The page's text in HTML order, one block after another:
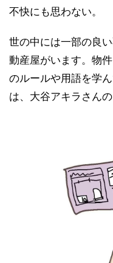
不快にも思わない。
世の中には一部の良
動産屋がいます。物
のルールや用語を学
は、大谷アキラさん